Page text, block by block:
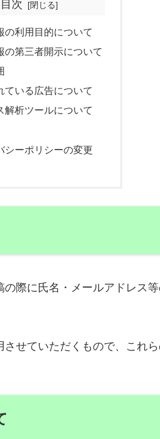
目次
の利用目的について
の第三者開示について
ている広告について
解析ツールについて
シーポリシーの変更
際に氏名・メールアドレス
せていただくもので、これ